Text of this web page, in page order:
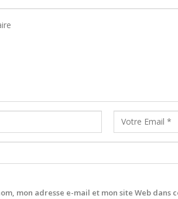
mon adresse e-mail et mon site Web dans